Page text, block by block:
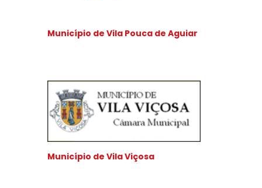
Município de Vila Pouca de Aguiar
Município de Vila Viçosa